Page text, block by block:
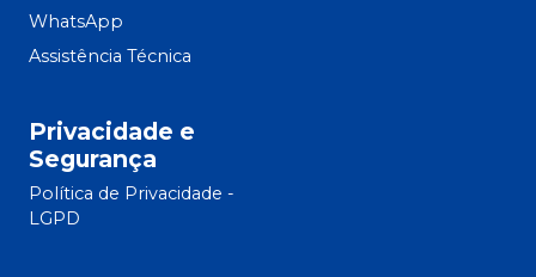
WhatsApp
Assistência Técnica
Privacidade e
Segurança
Política de Privacidade -
LGPD